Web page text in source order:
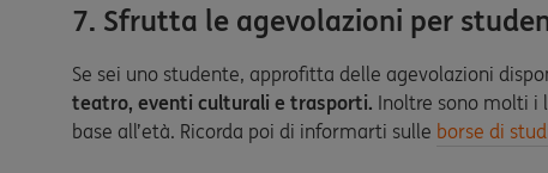
7. Sfrutta le agevolazioni per
Se sei uno studente, approfitta delle agevolazioni
teatro, eventi culturali e trasporti. Inoltre sono molti i
base all’età. Ricorda poi di informarti sulle borse di